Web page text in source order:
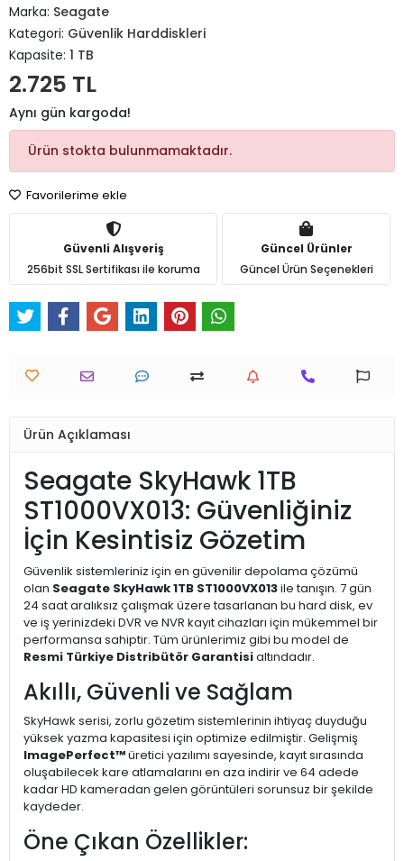
Marka: Seagate
Kategori: Güvenlik Harddiskleri
Kapasite: 1 TB
2.725 TL
Aynı gün kargoda!
Ürün stokta bulunmamaktadır.
Favorilerime ekle
Güvenli Alışveriş
256bit SSL Sertifikası ile koruma
Güncel Ürünler
Güncel Ürün Seçenekleri
Ürün Açıklaması
Seagate SkyHawk 1TB
ST1000VX013: Güvenliğiniz
İçin Kesintisiz Gözetim
Güvenlik sistemleriniz için en güvenilir depolama çözümü
olan Seagate SkyHawk 1TB ST1000VX013ile tanışın. 7 gün
24 saat aralıksız çalışmak üzere tasarlanan bu hard disk, ev
ve iş yerinizdeki DVR ve NVR kayıt cihazları için mükemmel bir
performansa sahiptir. Tüm ürünlerimiz gibi bu model de
Resmi Türkiye Distribütör Garantisialtındadır.
Akıllı, Güvenli ve Sağlam
SkyHawk serisi, zorlu gözetim sistemlerinin ihtiyaç duyduğu
yüksek yazma kapasitesi için optimize edilmiştir. Gelişmiş
ImagePerfect™üretici yazılımı sayesinde, kayıt sırasında
oluşabilecek kare atlamalarını en aza indirir ve 64 adede
kadar HD kameradan gelen görüntüleri sorunsuz bir şekilde
kaydeder.
Öne Çıkan Özellikler: